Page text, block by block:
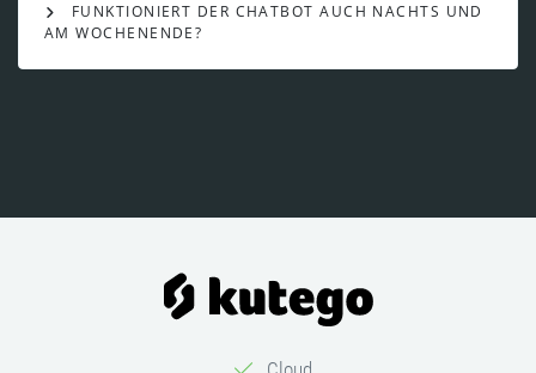
FUNKTIONIERT DER CHATBOT AUCH NACHTS UND
AM WOCHENENDE?